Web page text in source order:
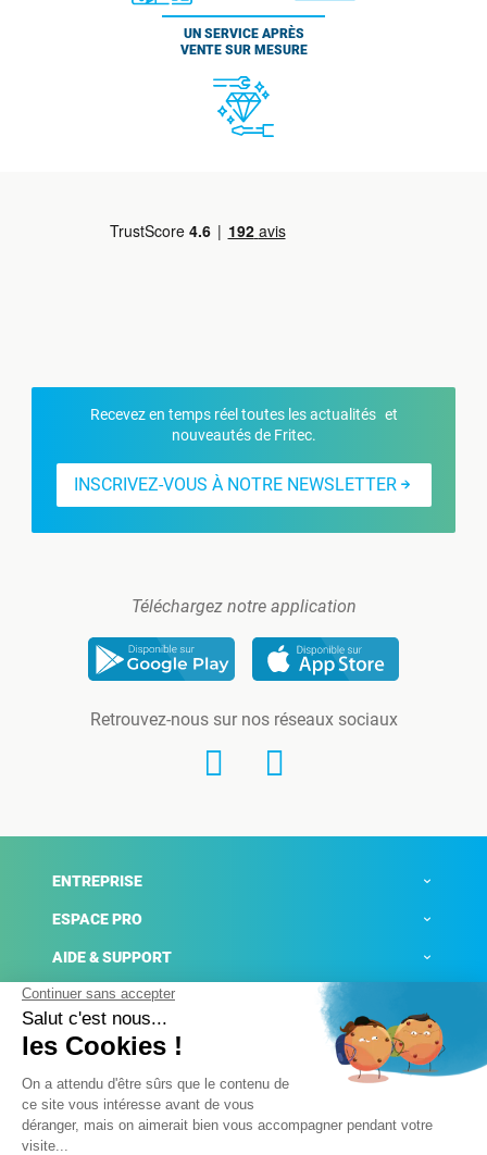
UN SERVICE APRÈS
VENTE SUR MESURE
Recevez en temps réel toutes les actualités et
nouveautés de Fritec.
INSCRIVEZ-VOUS À NOTRE NEWSLETTER
Téléchargez notre application
Retrouvez-nous sur nos réseaux sociaux
ENTREPRISE
ESPACE PRO
AIDE & SUPPORT
ACTUALITÉS
Mentions légales